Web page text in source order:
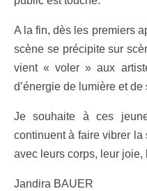
A la fin, dès les premiers
scène se précipite sur
vient « voler » aux
d’énergie de lumière et de
Je souhaite à ces
continuent à faire vibrer la
avec leurs corps, leur joie,
Jandira BAUER